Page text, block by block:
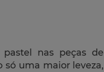
nas peças de
uma maior leveza,